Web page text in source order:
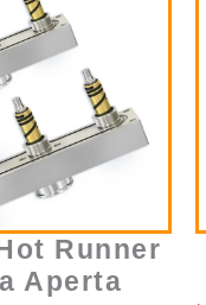
Runner
Aperta